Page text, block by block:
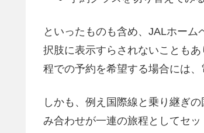
といったものも含め、JALホー
択肢に表示すらされないことも
程での予約を希望する場合には
しかも、例え国際線と乗り継ぎ
み合わせが一連の旅程としてセ